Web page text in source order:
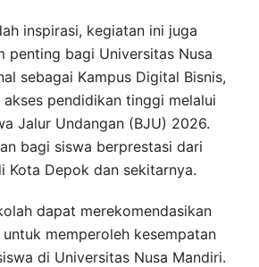
inspirasi, kegiatan ini juga
penting bagi Universitas Nusa
sebagai Kampus Digital Bisnis,
pendidikan tinggi melalui
Jalur Undangan (BJU) 2026.
bagi siswa berprestasi dari
Kota Depok dan sekitarnya.
dapat merekomendasikan
memperoleh kesempatan
di Universitas Nusa Mandiri.